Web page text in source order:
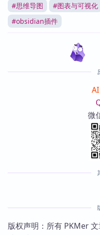
#思维导图 #图表与可视化
#obsidian插件
微
版权声明：所有 PKMer